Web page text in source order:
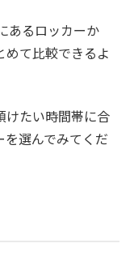
あるロッカーか
めて比較できるよ
けたい時間帯に合
選んでみてくだ